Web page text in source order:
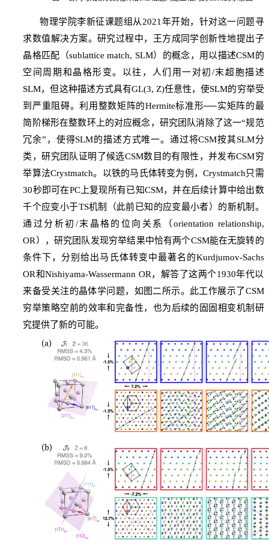
物理学院李新征课题组从 2021 年开始，针对这一问题寻
求数值解决方案。研究过程中，王方成同学创新性地提出子
晶格匹配（sublattice match, SLM）的概念，用以描述CSM的
空间周期和晶格形变。以往，人们用一对初/末超胞描述
SLM，但这种描述方式具有GL(3, Z)任意性，使SLM的穷举受
到严重阻碍。利用整数矩阵的Hermite标准形──实矩阵的最
简阶梯形在整数环上的对应概念，研究团队消除了这一“规范
冗余” ，使得SLM的描述方式唯一。通过将CSM按其SLM分
类，研究团队证明了候选CSM数目的有限性，并发布CSM穷
举算法Crystmatch。以铁的马氏体转变为例，Crystmatch只需
30秒即可在PC上复现所有已知CSM，并在后续计算中给出数
千个应变小于TS机制（此前已知的应变最小者）的新机制 。
通过分析初 /末晶格的位向关系（orientation relationship,
OR ），研究团队发现穷举结果中恰有两个CSM能在无旋转的
条件下，分别给出马氏体转变中最著名的Kurdjumov-Sachs
OR和Nishiyama-Wassermann OR，解答了这两个1930年代以
来备受关注的晶体学问题，如图二所示。此工作展示了CSM
穷举策略空前的效率和完备性，也为后续的固固相变机制研
究提供了新的可能。